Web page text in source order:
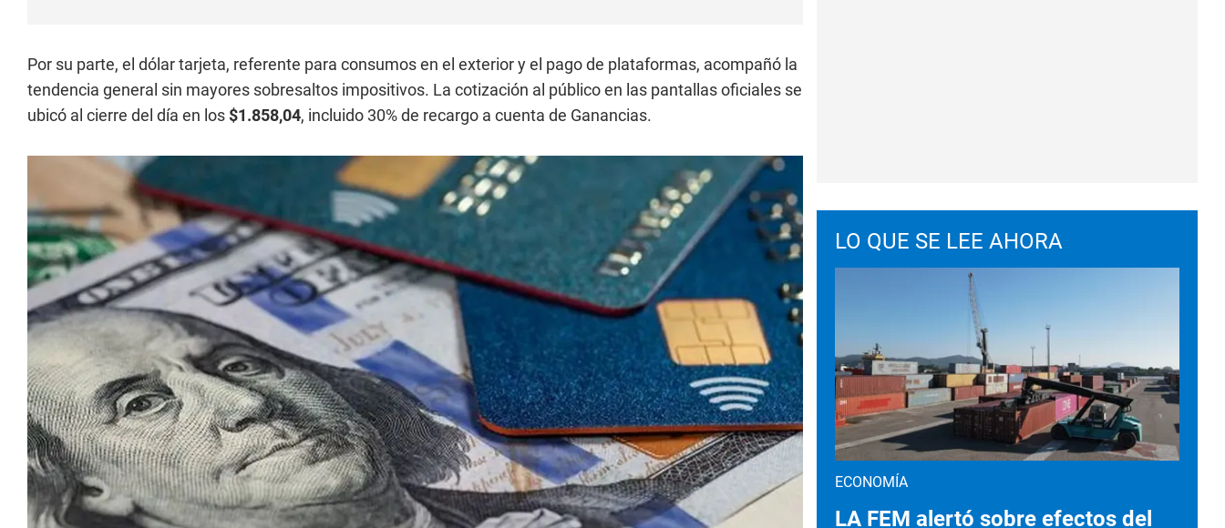
Por su parte, el dólar tarjeta, referente para consumos en el exterior y el pago de plataformas, acompañó la
tendencia general sin mayores sobresaltos impositivos. La cotización al público en las pantallas oficiales se
ubicó al cierre del día en los $1.858,04, incluido 30% de recargo a cuenta de Ganancias.
LO QUE SE LEE AHORA
ECONOMÍA
LA FEM alertó sobre efectos del